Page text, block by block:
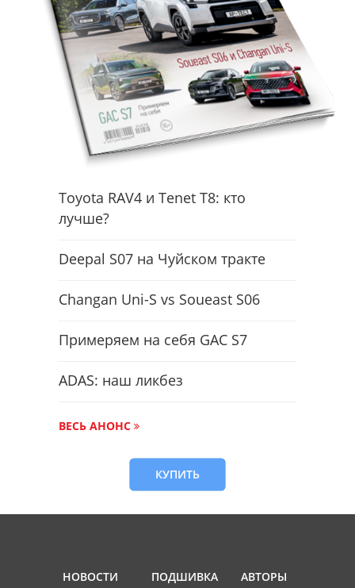
Toyota RAV4 и Tenet T8: кто
лучше?
Deepal S07 на Чуйском тракте
Changan Uni-S vs Soueast S06
Примеряем на себя GAC S7
ADAS: наш ликбез
ВЕСЬ АНОНС
КУПИТЬ
НОВОСТИ ПОДШИВКА АВТОРЫ